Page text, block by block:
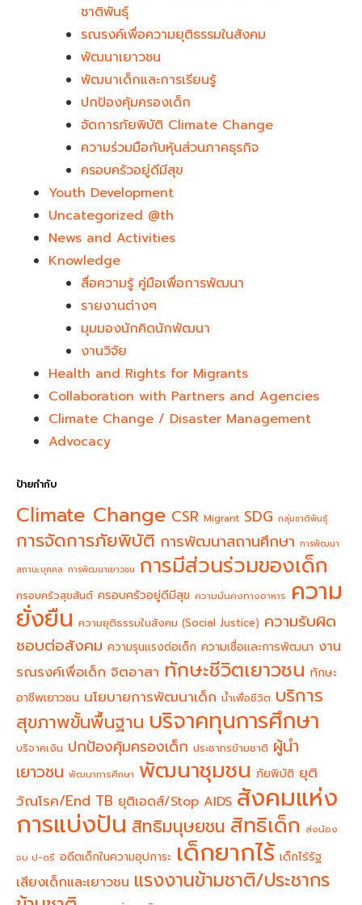
ชาติพันธุ์
รณรงค์เพื่อความยุติธรรมในสังคม
พัฒนาเยาวชน
พัฒนาเด็กและการเรียนรู้
ปกป้องคุ้มครองเด็ก
จัดการภัยพิบัติ Climate Change
ความร่วมมือกับหุ้นส่วนภาคธุรกิจ
ครอบครัวอยู่ดีมีสุข
Youth Development​
Uncategorized @th
News and Activities
Knowledge
สื่อความรู้ คู่มือเพื่อการพัฒนา
รายงานต่างๆ
มุมมองนักคิดนักพัฒนา
งานวิจัย
Health and Rights for Migrants
Collaboration with Partners and Agencies
Climate Change / Disaster Management
Advocacy
ป้ายกำกับ
Climate Change CSR Migrant SDG กลุ่มชาติพันธุ์
การจัดการภัยพิบัติ การพัฒนาสถานศึกษา การพัฒนา
สถานะบุคคล การพัฒนาเยาวชน การมีส่วนร่วมของเด็ก
ครอบครัวสุขสันต์ ครอบครัวอยู่ดีมีสุข ความมั่นคงทางอาหาร ความ
ยั่งยืน ความยุติธรรมในสังคม (Social Justice) ความรับผิด
ชอบต่อสังคม ความรุนแรงต่อเด็ก ความเชื่อและการพัฒนา งาน
รณรงค์เพื่อเด็ก จิตอาสา ทักษะชีวิตเยาวชน ทักษะ
อาชีพเยาวชน นโยบายการพัฒนาเด็ก น้ำเพื่อชีวิต บริการ
สุขภาพขั้นพื้นฐาน บริจาคทุนการศึกษา
บริจาคเงิน ปกป้องคุ้มครองเด็ก ประชากรข้ามชาติ ผู้นำ
เยาวชน พัฒนาการศึกษา พัฒนาชุมชน ภัยพิบัติ ยุติ
วัณโรค/End TB ยุติเอดส์/Stop AIDS สังคมแห่ง
การแบ่งปัน สิทธิมนุษยชน สิทธิเด็ก ส่งน้อง
จบ ป-ตรี อดีตเด็กในความอุปการะ เด็กยากไร้ เด็กไร้รัฐ
เสียงเด็กและเยาวชน แรงงานข้ามชาติ/ประชากร